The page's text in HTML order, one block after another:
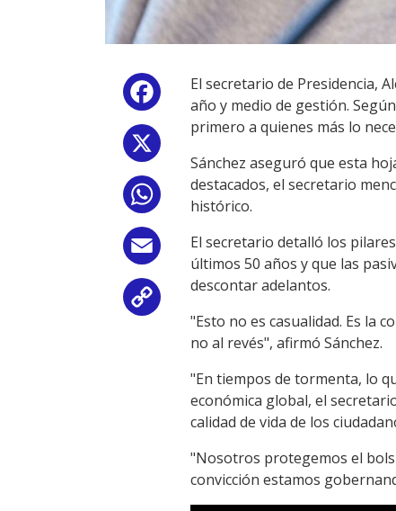
Facebook
WhatsApp
Email
Link
El secretario de Presidencia,
año y medio de gestión.
primero a quienes más lo
Sánchez aseguró que esta
destacados, el secretario
histórico.
El secretario detalló los
últimos 50 años y que las
descontar adelantos.
"Esto no es casualidad. Es la
no al revés", afirmó Sánchez.
"En tiempos de tormenta, lo
económica global, el
calidad de vida de los
"Nosotros protegemos el
convicción estamos